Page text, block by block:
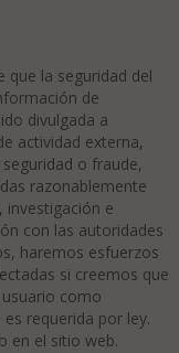
que la seguridad del
de
divulgada a
actividad externa,
o fraude,
razonablemente
investigación e
con las autoridades
haremos esfuerzos
si creemos que
como
requerida por ley.
en el sitio web.